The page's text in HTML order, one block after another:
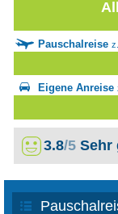
Pauschalreise
Eigene Anreise
3.8/5 Sehr